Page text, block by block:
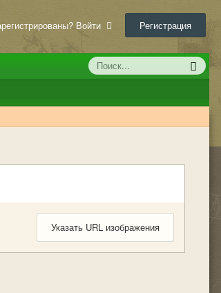
Войти Регистрация
Указать URL изображения